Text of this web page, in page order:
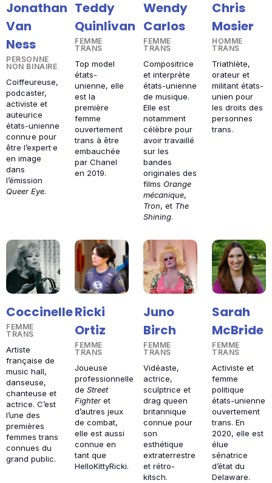
Jonathan
Van
Ness
PERSONNE
NON BINAIRE
Coiffeureuse,
podcaster,
activiste et
auteurice
états-unienne
connu·e pour
être l’expert·e
en image
dans
l’émission
Queer Eye.
Teddy
Quinlivan
FEMME
TRANS
Top model
états-
unienne, elle
est la
première
femme
ouvertement
trans à être
embauchée
par Chanel
en 2019.
Wendy
Carlos
FEMME
TRANS
Compositrice
et interprète
états-unienne
de musique.
Elle est
notamment
célèbre pour
avoir travaillé
sur les
bandes
originales des
films Orange
mécanique,
Tron, et The
Shining.
Chris
Mosier
HOMME
TRANS
Triathlète,
orateur et
militant états-
unien pour
les droits des
personnes
trans.
Coccinelle
FEMME
TRANS
Artiste
française de
music hall,
danseuse,
chanteuse et
actrice. C’est
l’une des
premières
femmes trans
connues du
grand public.
Ricki
Ortiz
FEMME
TRANS
Joueuse
professionnelle
de Street
Fighteret
d’autres jeux
de combat,
elle est aussi
connue en
tant que
HelloKittyRicki.
Juno
Birch
FEMME
TRANS
Vidéaste,
actrice,
sculptrice et
drag queen
britannique
connue pour
son
esthétique
extraterrestre
et rétro-
kitsch.
Sarah
McBride
FEMME
TRANS
Activiste et
femme
politique
états-unienne
ouvertement
trans. En
2020, elle est
élue
sénatrice
d’état du
Delaware.